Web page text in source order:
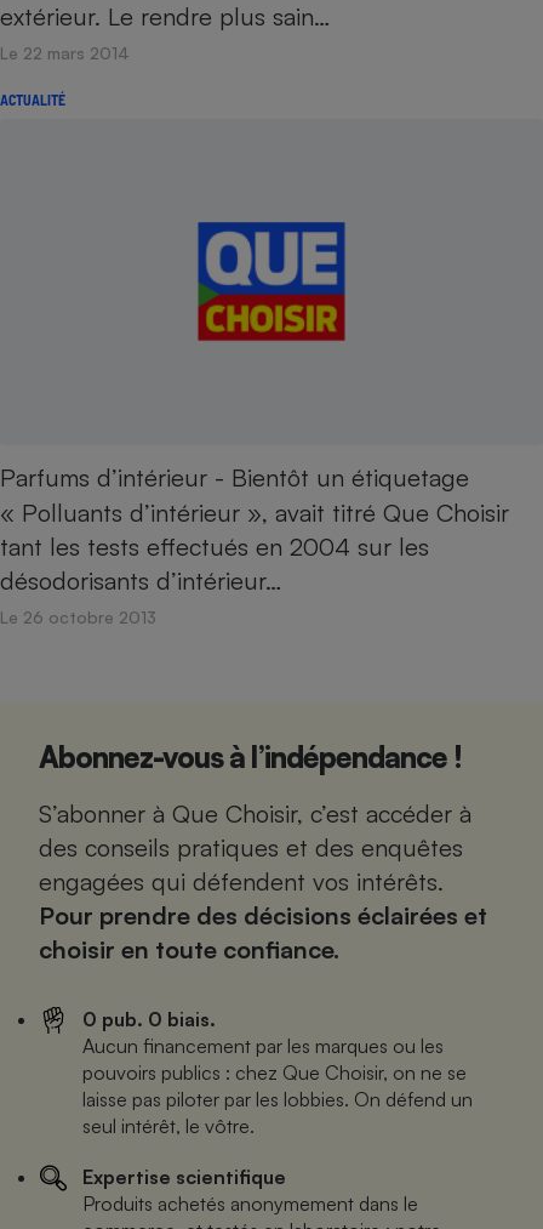
extérieur. Le rendre plus sain…
Le 22 mars 2014
ACTUALITÉ
Parfums d’intérieur - Bientôt un étiquetage
« Polluants d’intérieur », avait titré Que Choisir
tant les tests effectués en 2004 sur les
désodorisants d’intérieur…
Le 26 octobre 2013
Abonnez-vous à l’indépendance !
S’abonner à Que Choisir, c’est accéder à
des conseils pratiques et des enquêtes
engagées qui défendent vos intérêts.
Pour prendre des décisions éclairées et
choisir en toute confiance.
0 pub. 0 biais.
Aucun financement par les marques ou les
pouvoirs publics : chez Que Choisir, on ne se
laisse pas piloter par les lobbies. On défend un
seul intérêt, le vôtre.
Expertise scientifique
Produits achetés anonymement dans le